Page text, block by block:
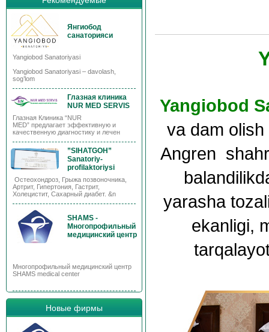
Янгиобод
санаторияси
Yangiobod Sanatoriyasi
Yangiobod Sanatoriyasi – davolash,
sog’lom
Глазная клиника
NUR MED SERVIS
Глазная Клиника “NUR
MED” предлагает эффективную и
качественную диагностику и лечен
”SIHATGOH”
Sanatoriy-
profilaktoriysi
Остеохондроз, Грыжа позвоночника,
Артрит, Гипертония, Гастрит,
Холецистит, Сахарный диабет. &n
SHAMS -
Многопрофильный
медицинский центр
Многопрофильный медицинский центр
SHAMS medical center
Новые фирмы
Yangiobod
va dam
Angren
yarasha
ekanligi,